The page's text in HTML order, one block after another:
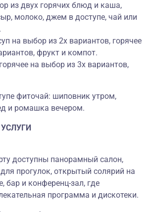
из двух горячих блюд и каша,
молоко, джем в доступе, чай или
на выбор из 2х вариантов, горячее
фрукт и компот.
на выбор из 3х вариантов,
фиточай: шиповник утром,
и ромашка вечером.
доступны панорамный салон,
прогулок, открытый солярий на
бар и конференц-зал, где
программа и дискотеки.